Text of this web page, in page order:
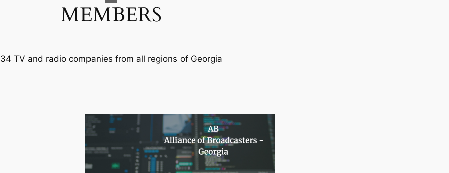
MEMBERS
34 TV and radio companies from all regions of Georgia